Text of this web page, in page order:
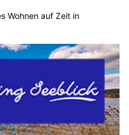
Wohnen auf Zeit in